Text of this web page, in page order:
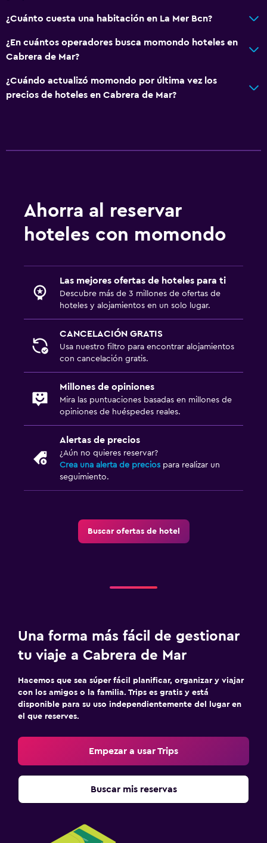
¿Cuánto cuesta una habitación en La Mer Bcn?
¿En cuántos operadores busca momondo hoteles en
Cabrera de Mar?
¿Cuándo actualizó momondo por última vez los
precios de hoteles en Cabrera de Mar?
Ahorra al reservar
hoteles con momondo
Las mejores ofertas de hoteles para ti
Descubre más de 3 millones de ofertas de
hoteles y alojamientos en un solo lugar.
CANCELACIÓN GRATIS
Usa nuestro filtro para encontrar alojamientos
con cancelación gratis.
Millones de opiniones
Mira las puntuaciones basadas en millones de
opiniones de huéspedes reales.
Alertas de precios
¿Aún no quieres reservar?
Crea una alerta de precios para realizar un
seguimiento.
Buscar ofertas de hotel
Una forma más fácil de gestionar
tu viaje a Cabrera de Mar
Hacemos que sea súper fácil planificar, organizar y viajar
con los amigos o la familia. Trips es gratis y está
disponible para su uso independientemente del lugar en
el que reserves.
Empezar a usar Trips
Buscar mis reservas